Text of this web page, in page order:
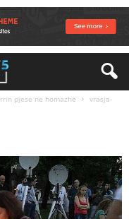
pjese ne homazhe
vrasja-